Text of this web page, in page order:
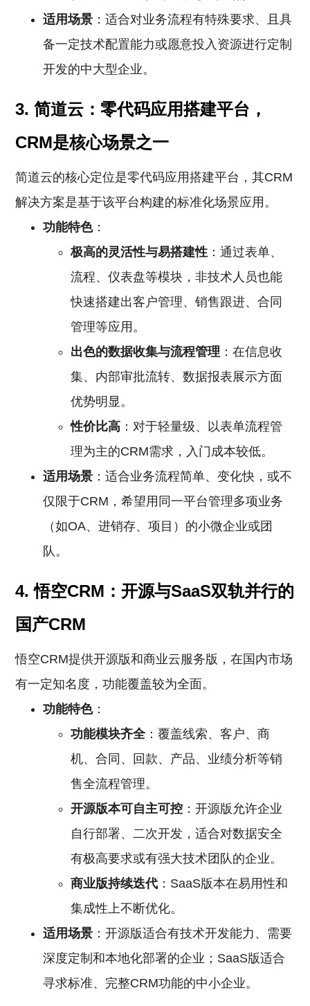
适用场景 ：适合对业务流程有特殊要求、且具
备一定技术配置能力或愿意投入资源进行定制
开发的中大型企业。
3. 简道云：零代码应用搭建平台，
CRM是核心场景之一
简道云的核心定位是零代码应用搭建平台，其CRM
解决方案是基于该平台构建的标准化场景应用。
功能特色：
极高的灵活性与易搭建性 ：通过表单、
流程、仪表盘等模块，非技术人员也能
快速搭建出客户管理、销售跟进、合同
管理等应用。
出色的数据收集与流程管理 ：在信息收
集、内部审批流转、数据报表展示方面
优势明显。
性价比高 ：对于轻量级、以表单流程管
理为主的CRM需求，入门成本较低。
适用场景 ：适合业务流程简单、变化快，或不
仅限于CRM，希望用同一平台管理多项业务
（如OA、进销存、项目）的小微企业或团
队。
4. 悟空CRM：开源与SaaS双轨并行的
国产CRM
悟空CRM提供开源版和商业云服务版，在国内市场
有一定知名度，功能覆盖较为全面。
功能特色：
功能模块齐全：覆盖线索、客户、商
机、合同、回款、产品、业绩分析等销
售全流程管理。
开源版本可自主可控 ：开源版允许企业
自行部署、二次开发，适合对数据安全
有极高要求或有强大技术团队的企业。
商业版持续迭代 ：SaaS版本在易用性和
集成性上不断优化。
适用场景 ：开源版适合有技术开发能力、需要
深度定制和本地化部署的企业；SaaS版适合
寻求标准、完整CRM功能的中小企业。